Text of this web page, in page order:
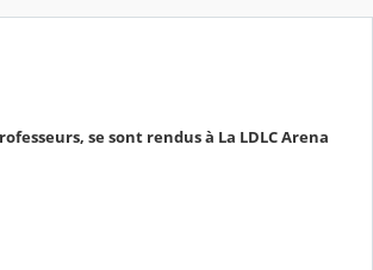
se sont rendus à La LDLC Arena